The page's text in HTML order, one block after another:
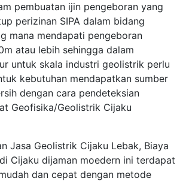
pembuatan ijin pengeboran yang
perizinan SIPA dalam bidang
mana mendapati pengeboran
atau lebih sehingga dalam
untuk skala industri geolistrik perlu
kebutuhan mendapatkan sumber
dengan cara pendeteksian
Geofisika/Geolistrik Cijaku
Jasa Geolistrik Cijaku Lebak, Biaya
Cijaku dijaman moedern ini terdapat
dan cepat dengan metode